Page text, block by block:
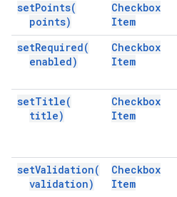
setPoints(
points)
Checkbox
Item
setRequired(
enabled)
Checkbox
Item
setTitle(
title)
Checkbox
Item
setValidation(
validation)
Checkbox
Item